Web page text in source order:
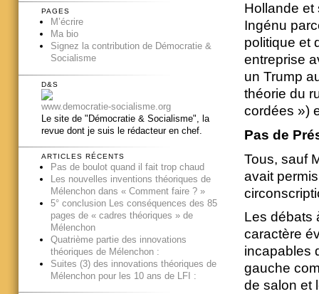
Hollande et
Ingénu
politique et
entreprise
un Trump
théorie du
cordées »)
Pas de
Tous, sauf
avait
Les débats
caractère
incapables
gauche
de salon et
PAGES
M’écrire
Ma bio
Signez la contribution de Démocratie &
Socialisme
D&S
www.democratie-socialisme.org
Le site de "Démocratie & Socialisme", la
revue dont je suis le rédacteur en chef.
ARTICLES RÉCENTS
Pas de boulot quand il fait trop chaud
Les nouvelles inventions théoriques de
Mélenchon dans « Comment faire ? »
5° conclusion Les conséquences des 85
pages de « cadres théoriques » de
Mélenchon
Quatrième partie des innovations
théoriques de Mélenchon :
Suites (3) des innovations théoriques de
Mélenchon pour les 10 ans de LFI :